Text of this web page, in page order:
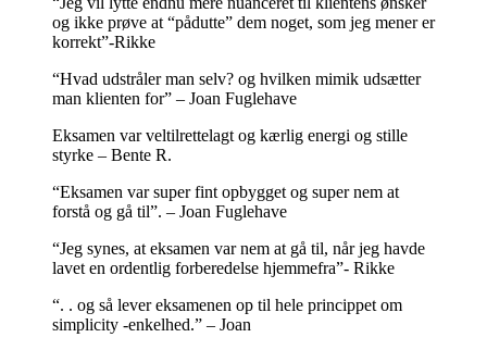
og ikke prøve at “pådutte” dem noget, som jeg mener er
korrekt”-Rikke
“Hvad udstråler man selv? og hvilken mimik udsætter
man klienten for” – Joan Fuglehave
Eksamen var veltilrettelagt og kærlig energi og stille
styrke – Bente R.
“Eksamen var super fint opbygget og super nem at
forstå og gå til”. – Joan Fuglehave
“Jeg synes, at eksamen var nem at gå til, når jeg havde
lavet en ordentlig forberedelse hjemmefra”- Rikke
“. . og så lever eksamenen op til hele princippet om
simplicity -enkelhed.” – Joan